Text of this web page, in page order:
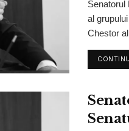
Senatorul
al
Chestor